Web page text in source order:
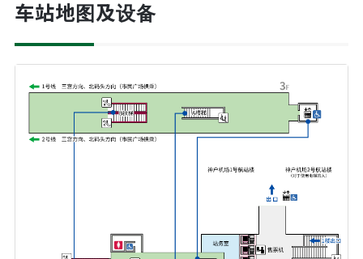
车站地图及设备